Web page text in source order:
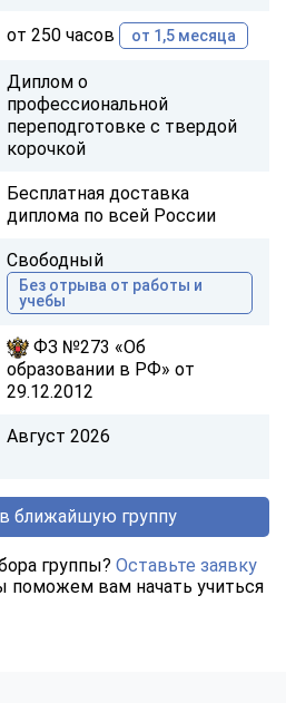
от 250 часов от 1,5 месяца
Диплом о
профессиональной
переподготовке с твердой
корочкой
Бесплатная доставка
диплома по всей России
Свободный
Без отрыва от работы и
учебы
ФЗ №273 «Об
образовании в РФ» от
29.12.2012
Август 2026
ближайшую группу
группы? Оставьте заявку
поможем вам начать учиться